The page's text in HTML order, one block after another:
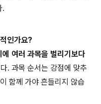
.
인가요?
에 여러 과목을 벌리기보다
. 과목 순서는 강점에 맞추
함께 가야 흔들리지 않습